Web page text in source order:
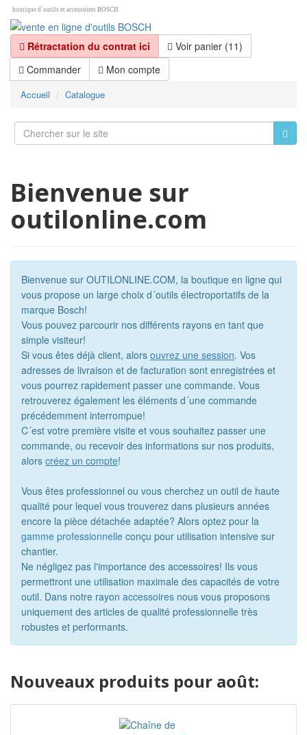
boutique d´outils et accessoires BOSCH
Rétractation du contrat ici
Voir panier (11)
Commander
Mon compte
Accueil Catalogue
Bienvenue sur
outilonline.com
Bienvenue sur OUTILONLINE.COM, la boutique en ligne qui
vous propose un large choix d´outils électroportatifs de la
marque Bosch!
Vous pouvez parcourir nos différents rayons en tant que
simple visiteur!
Si vous êtes déjà client, alors ouvrez une session. Vos
adresses de livraison et de facturation sont enregistrées et
vous pourrez rapidement passer une commande. Vous
retrouverez également les éléments d´une commande
précédemment interrompue!
C´est votre première visite et vous souhaitez passer une
commande, ou recevoir des informations sur nos produits,
alors créez un compte!
Vous êtes professionnel ou vous cherchez un outil de haute
qualité pour lequel vous trouverez dans plusieurs années
encore la pièce détachée adaptée? Alors optez pour la
gamme professionnelle conçu pour utilisation intensive sur
chantier.
Ne négligez pas l'importance des accessoires! Ils vous
permettront une utilisation maximale des capacités de votre
outil. Dans notre rayon accessoires nous vous proposons
uniquement des articles de qualité professionnelle très
robustes et performants.
Nouveaux produits pour août: